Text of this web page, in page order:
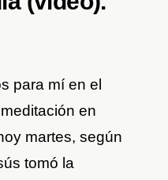
para mí en el
en
martes, según
tomó la